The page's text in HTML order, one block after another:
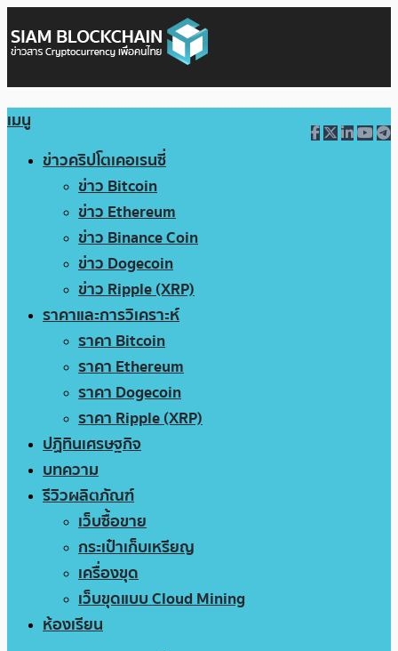
เมนู
ข่าวคริปโตเคอเรนซี่
ข่าว Bitcoin
ข่าว Ethereum
ข่าว Binance Coin
ข่าว Dogecoin
ข่าว Ripple (XRP)
ราคาและการวิเคราะห์
ราคา Bitcoin
ราคา Ethereum
ราคา Dogecoin
ราคา Ripple (XRP)
ปฏิทินเศรษฐกิจ
บทความ
รีวิวผลิตภัณฑ์
เว็บซื้อขาย
กระเป๋าเก็บเหรียญ
เครื่องขุด
เว็บขุดแบบ Cloud Mining
ห้องเรียน